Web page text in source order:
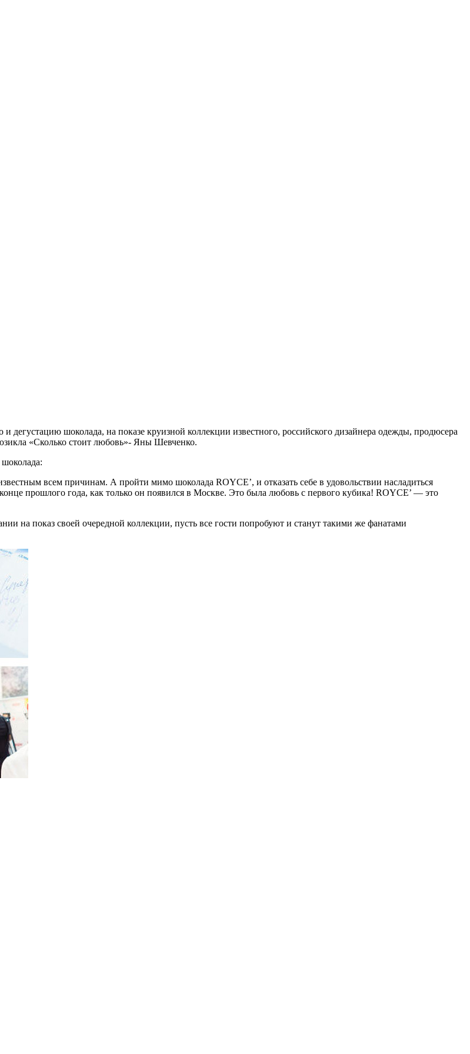
шоколада, на показе круизной коллекции известного, российского дизайнера одежды, продюсера
«Сколько стоит любовь»- Яны Шевченко.
всем причинам. А пройти мимо шоколада ROYCE’, и отказать себе в удовольствии насладиться
прошлого года, как только он появился в Москве. Это была любовь с первого кубика! ROYCE’ — это
на показ своей очередной коллекции, пусть все гости попробуют и станут такими же фанатами